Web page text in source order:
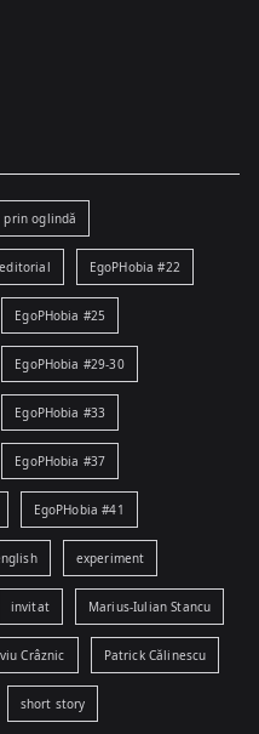
prin oglindă
editorial EgoPHobia #22
EgoPHobia #25
EgoPHobia #29-30
EgoPHobia #33
EgoPHobia #37
EgoPHobia #41
experiment
invitat Marius-Iulian Stancu
Crâznic Patrick Călinescu
short story